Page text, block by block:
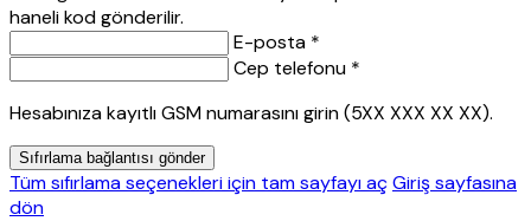
haneli kod gönderilir.
E-posta *
Cep telefonu *
Hesabınıza kayıtlı GSM numarasını girin (5XX XXX XX XX).
Sıfırlama bağlantısı gönder
Tüm sıfırlama seçenekleri için tam sayfayı açGiriş sayfasına
dön